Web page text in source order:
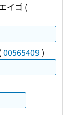
イゴ (
00565409 )